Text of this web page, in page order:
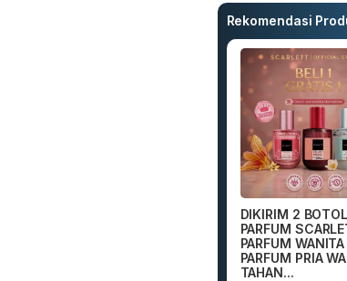
Rekomendasi
DIKIRIM 2 BOTOL
PARFUM
PARFUM WANITA
PARFUM PRIA
TAHAN...